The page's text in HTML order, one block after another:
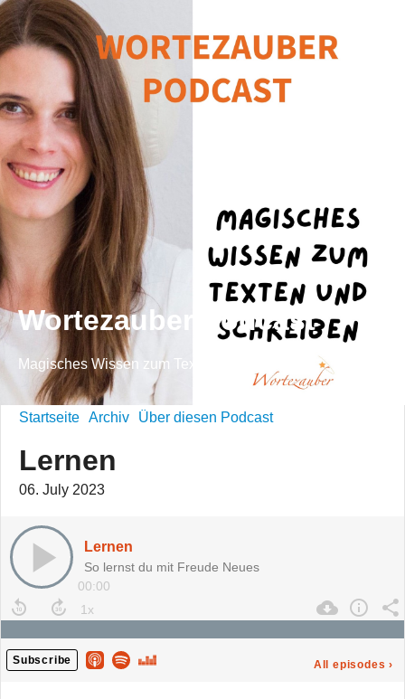
Wortezauber Podcast
Magisches Wissen zum Texten und Schreiben
Startseite Archiv Über diesen Podcast
Lernen
06. July 2023
Lernen
So lernst du mit Freude Neues
00:00
Subscribe All episodes ›